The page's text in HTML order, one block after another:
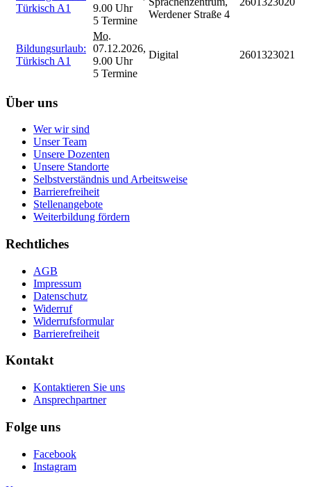
Türkisch A1
9.00 Uhr
5 Termine
Werdener Straße 4
Bildungsurlaub:
Türkisch A1
Mo.
07.12.2026,
9.00 Uhr
5 Termine
Digital 2601323021
Über uns
Wer wir sind
Unser Team
Unsere Dozenten
Unsere Standorte
Selbstverständnis und Arbeitsweise
Barrierefreiheit
Stellenangebote
Weiterbildung fördern
Rechtliches
AGB
Impressum
Datenschutz
Widerruf
Widerrufsformular
Barrierefreiheit
Kontakt
Kontaktieren Sie uns
Ansprechpartner
Folge uns
Facebook
Instagram